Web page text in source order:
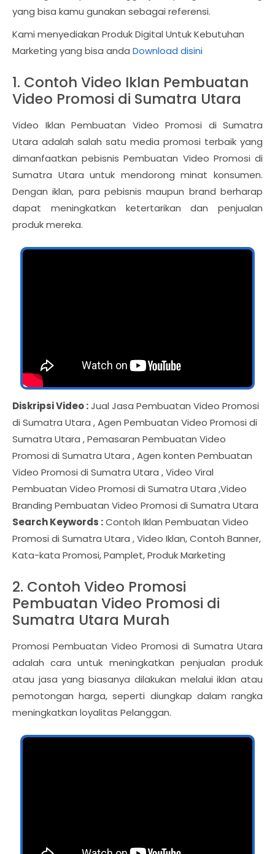
yang bisa kamu gunakan sebagai referensi.
Kami menyediakan Produk Digital Untuk Kebutuhan
Marketing yang bisa anda Download disini
1. Contoh Video Iklan Pembuatan
Video Promosi di Sumatra Utara
Video Iklan Pembuatan Video Promosi di Sumatra
Utara adalah salah satu media promosi terbaik yang
dimanfaatkan pebisnis Pembuatan Video Promosi di
Sumatra Utara untuk mendorong minat konsumen.
Dengan iklan, para pebisnis maupun brand berharap
dapat meningkatkan ketertarikan dan penjualan
produk mereka.
Diskripsi Video :Jual Jasa Pembuatan Video Promosi
di Sumatra Utara , Agen Pembuatan Video Promosi di
Sumatra Utara , Pemasaran Pembuatan Video
Promosi di Sumatra Utara , Agen konten Pembuatan
Video Promosi di Sumatra Utara , Video Viral
Pembuatan Video Promosi di Sumatra Utara ,Video
Branding Pembuatan Video Promosi di Sumatra Utara
Search Keywords :Contoh Iklan Pembuatan Video
Promosi di Sumatra Utara , Video Iklan, Contoh Banner,
Kata-kata Promosi, Pamplet, Produk Marketing
2. Contoh Video Promosi
Pembuatan Video Promosi di
Sumatra Utara Murah
Promosi Pembuatan Video Promosi di Sumatra Utara
adalah cara untuk meningkatkan penjualan produk
atau jasa yang biasanya dilakukan melalui iklan atau
pemotongan harga, seperti diungkap dalam rangka
meningkatkan loyalitas Pelanggan.